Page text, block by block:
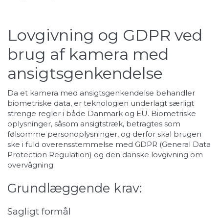
Lovgivning og GDPR ved
brug af kamera med
ansigtsgenkendelse
Da et kamera med ansigtsgenkendelse behandler
biometriske data, er teknologien underlagt særligt
strenge regler i både Danmark og EU. Biometriske
oplysninger, såsom ansigtstræk, betragtes som
følsomme personoplysninger, og derfor skal brugen
ske i fuld overensstemmelse med GDPR (General Data
Protection Regulation) og den danske lovgivning om
overvågning.
Grundlæggende krav:
Sagligt formål